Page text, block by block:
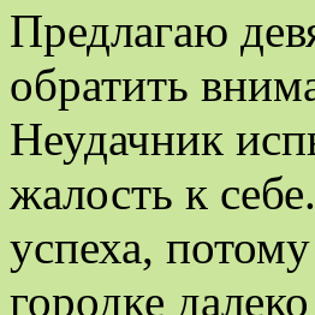
Предлагаю
обратить
Неудачник
жалость к
успеха,
городке